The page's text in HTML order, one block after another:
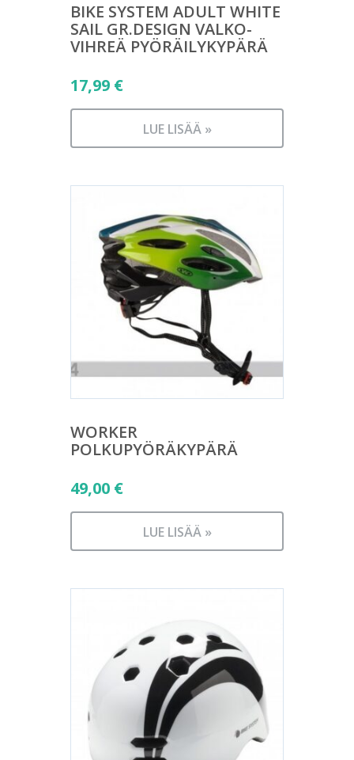
BIKE SYSTEM ADULT WHITE
SAIL GR.DESIGN VALKO-
VIHREÄ PYÖRÄILYKYPÄRÄ
17,99 €
LUE LISÄÄ »
WORKER
POLKUPYÖRÄKYPÄRÄ
49,00 €
LUE LISÄÄ »